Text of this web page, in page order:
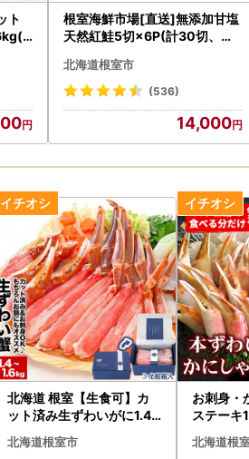
ト
根室海鮮市場[直送]無添加甘塩
天然紅鮭5切×6P(計30切、約1.
北海道根室市
(536)
14,000
北海道 根室【生食可】カ
ット済み生ずわいがに1.4
～1.6kg(700～800g×2P)
B-48014
北海道根室市
お刺身・
ステーキ
7024
北海道根